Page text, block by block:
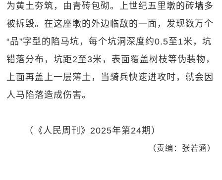
为黄土夯筑，由青砖包砌。上世纪五里墩的砖墙多
被拆毁。在这座墩的外边临敌的一面，发现数万个
“品”字型的陷马坑，每个坑洞深度约0.5至1米，坑
错落分布，坑距2至3米，表面覆盖树枝等伪装物，
上面再盖上一层薄土，当骑兵快速进攻时，就会因
人马陷落造成伤害。
（《人民周刊》2025年第24期）
（责编：张若涵）